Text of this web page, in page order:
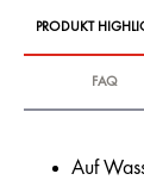
PRODUKT
FAQ
Auf